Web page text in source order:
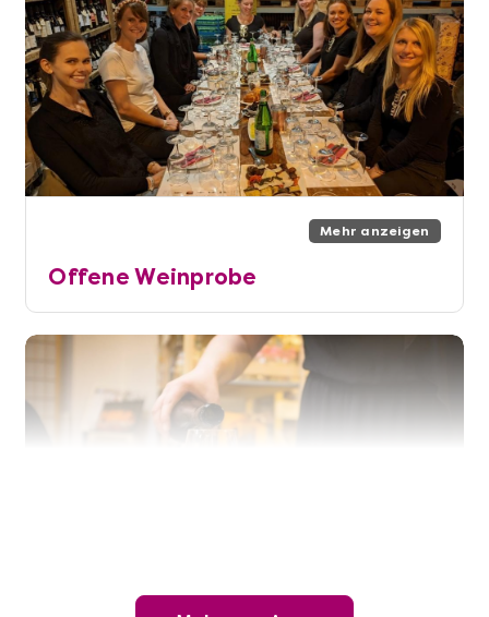
Mehr anzeigen
Offene Weinprobe